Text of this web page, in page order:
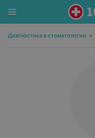
Диагностика в стоматологии •